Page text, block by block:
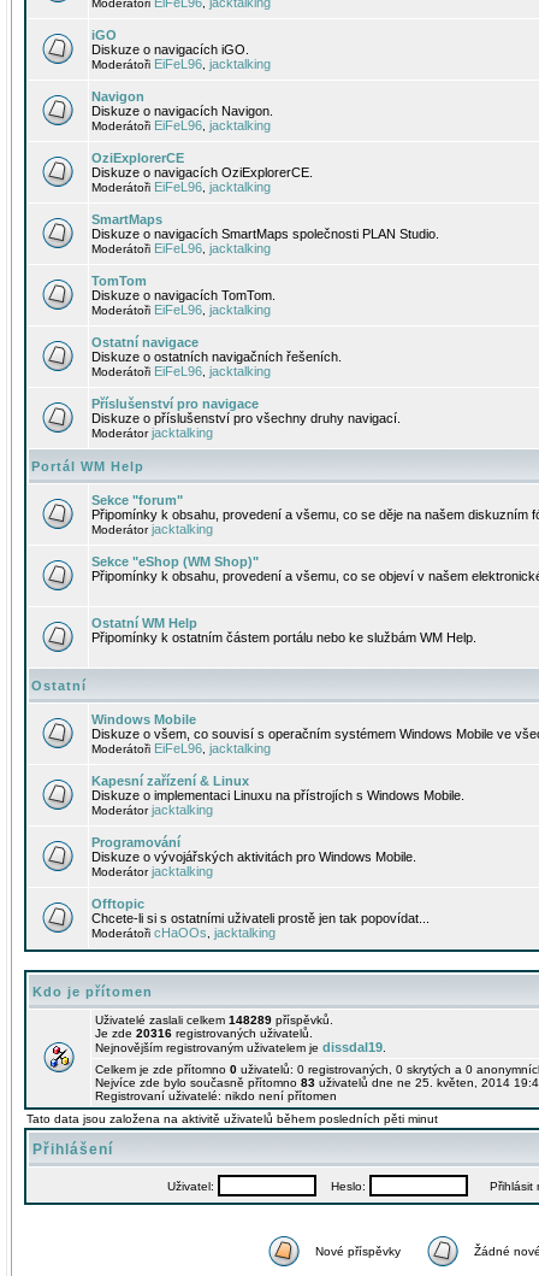
Moderátoři
iGO
Diskuze o navigacích iGO.
Moderátoři EiFeL96 jacktalking
Navigon
Diskuze o navigacích Navigon.
Moderátoři EiFeL96 jacktalking
OziExplorerCE
Diskuze o navigacích OziExplorerCE.
Moderátoři EiFeL96 jacktalking
SmartMaps
Diskuze o navigacích SmartMaps společnosti PLAN Studio.
Moderátoři EiFeL96 jacktalking
TomTom
Diskuze o navigacích TomTom.
Moderátoři EiFeL96 jacktalking
Ostatní navigace
Diskuze o ostatních navigačních řešeních.
Moderátoři EiFeL96 jacktalking
Příslušenství pro navigace
Diskuze o příslušenství pro všechny druhy navigací.
Moderátorjacktalking
Portál WM Help
Sekce "forum"
Připomínky k obsahu, provedení a všemu, co se děje na našem diskuzním
Moderátorjacktalking
Sekce "eShop (WM Shop)"
Připomínky k obsahu, provedení a všemu, co se objeví v našem
Ostatní WM Help
Připomínky k ostatním částem portálu nebo ke službám WM Help.
Ostatní
Windows Mobile
Diskuze o všem, co souvisí s operačním systémem Windows Mobile ve
Moderátoři EiFeL96 jacktalking
Kapesní zařízení & Linux
Diskuze o implementaci Linuxu na přístrojích s Windows Mobile.
Moderátorjacktalking
Programování
Diskuze o vývojářských aktivitách pro Windows Mobile.
Moderátorjacktalking
Offtopic
Chcete-li si s ostatními uživateli prostě jen tak popovídat...
Moderátoři cHaOOs jacktalking
Kdo je přítomen
Uživatelé zaslali celkem 148289 příspěvků.
Je zde 20316 registrovaných uživatelů.
Nejnovějším registrovaným uživatelem je dissdal19
Celkem je zde přítomno 0 uživatelů: 0 registrovaných, 0 skrytých a 0
Nejvíce zde bylo současně přítomno 83 uživatelů dne ne 25. květen, 2014
Registrovaní uživatelé: nikdo není přítomen
Tato data jsou založena na aktivitě uživatelů během posledních pěti minut
Přihlášení
Uživatel: Heslo: Přihlásit
Nové příspěvky Žádné